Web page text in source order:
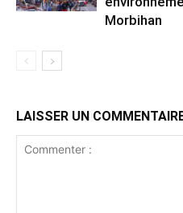
Morbihan
LAISSER UN